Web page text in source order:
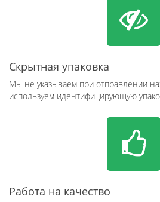
Скрытная упаковка
Мы не указываем при отправлении
используем идентифицирующую
Работа на качество